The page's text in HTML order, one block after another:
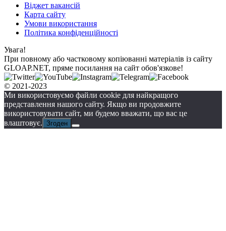
Віджет вакансій
Карта сайту
Умови використання
Політика конфіденційності
Увага!
При повному або частковому копіюванні матеріалів із сайту
GLOAP.NET, пряме посилання на сайт обов'язкове!
© 2021-2023
Ми використовуємо файли cookie для найкращого
представлення нашого сайту. Якщо ви продовжите
використовувати сайт, ми будемо вважати, що вас це
влаштовує. Згоден